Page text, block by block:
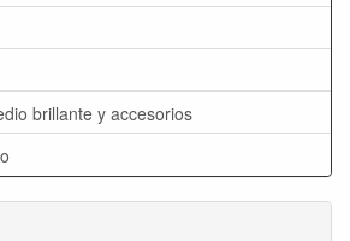
brillante y accesorios